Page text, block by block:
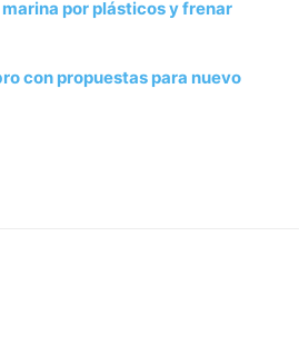
por plásticos y frenar
con propuestas para nuevo